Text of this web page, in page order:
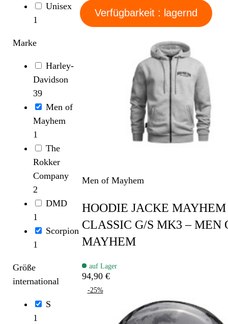
Unisex
1
Marke
Harley-
Davidson
39
Men of
Mayhem
1
The
Rokker
Company
2
DMD
1
Scorpion
1
Größe
international
S
1
Verfügbarkeit : lagernd
Men of Mayhem
HOODIE JACKE MAYHEM
CLASSIC G/S MK3 – MEN
MAYHEM
auf Lager
94,90 €
-25%